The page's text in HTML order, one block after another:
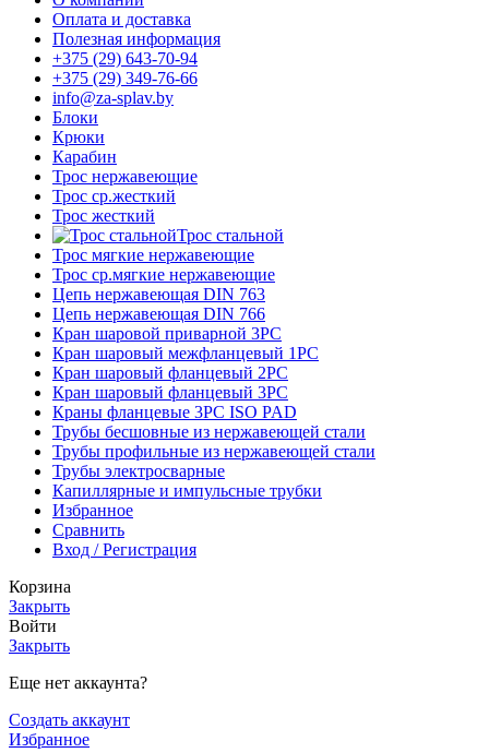
Оплата и доставка
Полезная информация
+375 (29) 643-70-94
+375 (29) 349-76-66
info@za-splav.by
Блоки
Крюки
Карабин
Трос нержавеющие
Трос ср.жесткий
Трос жесткий
Трос стальной
Трос мягкие нержавеющие
Трос ср.мягкие нержавеющие
Цепь нержавеющая DIN 763
Цепь нержавеющая DIN 766
Кран шаровой приварной 3PC
Кран шаровый межфланцевый 1PC
Кран шаровый фланцевый 2PC
Кран шаровый фланцевый 3PC
Краны фланцевые 3PC ISO PAD
Трубы бесшовные из нержавеющей стали
Трубы профильные из нержавеющей стали
Трубы электросварные
Капиллярные и импульсные трубки
Избранное
Сравнить
Вход / Регистрация
Корзина
Закрыть
Войти
Закрыть
Еще нет аккаунта?
Создать аккаунт
Избранное